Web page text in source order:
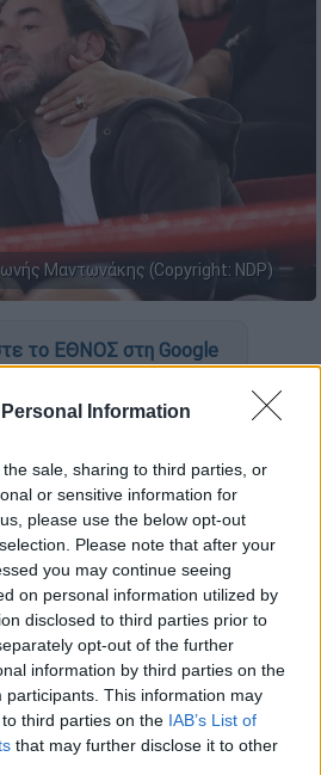
Information
sale, sharing to third parties, or
or sensitive information for
please use the below opt-out
Please note that after your
you may continue seeing
on personal information utilized by
disclosed to third parties prior to
opt-out of the further
information by third parties on the
participants. This information may
third parties on the IAB’s List of
that may further disclose it to other
Μαντωνάκης (Copyright: NDP)
το ΕΘΝΟΣ στη Google
βρίσκεται στον
έκτο
τον σύντροφό της,
.
10:00
πικρόχολα σχόλια
του - «Οι
μια χαρά